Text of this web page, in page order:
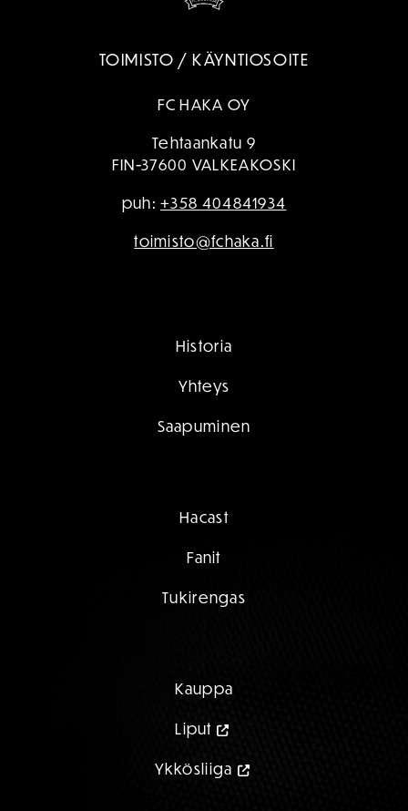
TOIMISTO / KÄYNTIOSOITE
FC HAKA OY
Tehtaankatu 9
FIN-37600 VALKEAKOSKI
puh:+358 404841934
toimisto@fchaka.fi
Historia
Yhteys
Saapuminen
Hacast
Fanit
Tukirengas
Kauppa
Liput
Ykkösliiga